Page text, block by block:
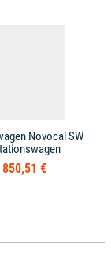
Novocal SW
850,51 €